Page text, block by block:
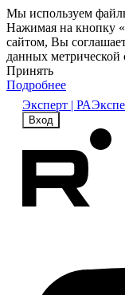
Мы используем
Нажимая на кнопку
сайтом, Вы
данных
Принять
Подробнее
Эксперт | РА
Вход